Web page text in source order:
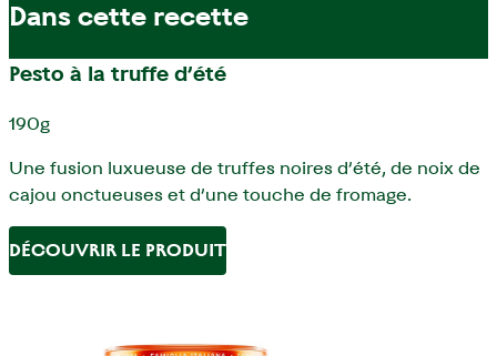
Dans cette recette
Pesto à la truffe d’été
190g
Une fusion luxueuse de truffes noires d’été, de noix de
cajou onctueuses et d’une touche de fromage.
DÉCOUVRIR LE PRODUIT